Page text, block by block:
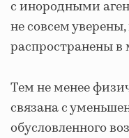
с инородными
не совсем
распространены
Тем не менее
связана с
обусловленного